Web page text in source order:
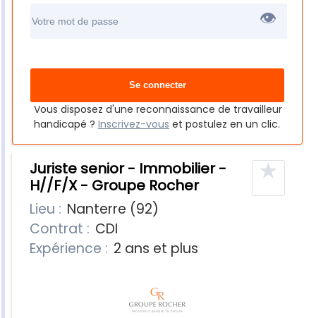
👁
Vous disposez d'une reconnaissance de travailleur
handicapé ? Inscrivez-vous et postulez en un clic.
Juriste senior - Immobilier -
H//F/X - Groupe Rocher
★
Lieu : Nanterre (92)
Contrat : CDI
Expérience : 2 ans et plus